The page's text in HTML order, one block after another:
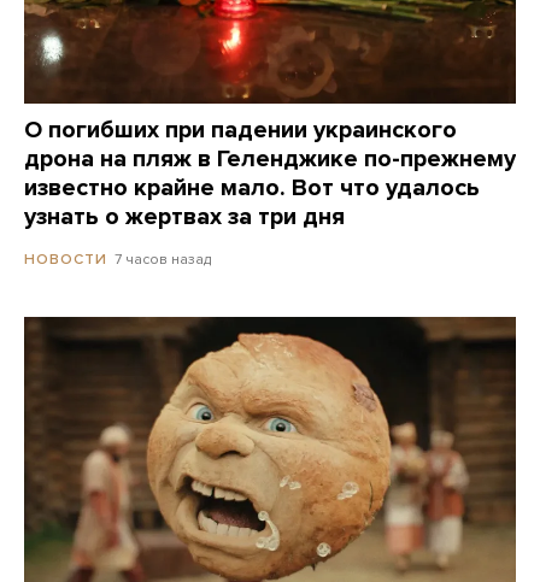
О погибших при падении украинского
дрона на пляж в Геленджике по-прежнему
известно крайне мало. Вот что удалось
узнать о жертвах за три дня
НОВОСТИ 7 часов назад